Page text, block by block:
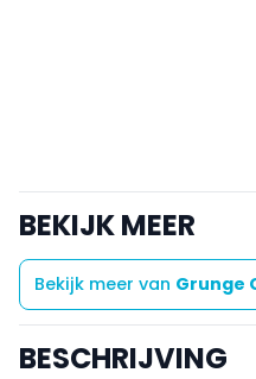
BEKIJK MEER
Bekijk meer van Grunge
BESCHRIJVING